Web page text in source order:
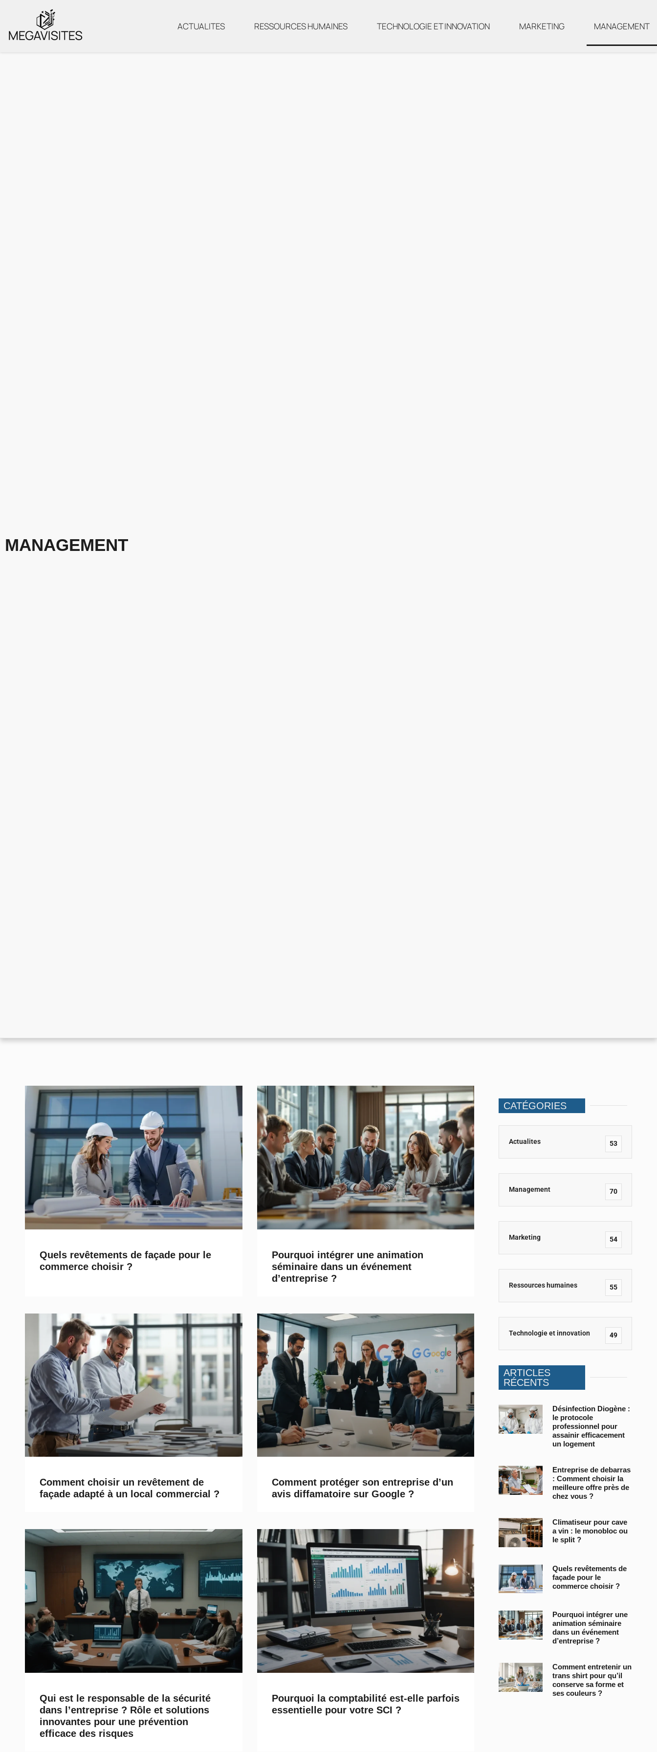
ACTUALITES RESSOURCES HUMAINES TECHNOLOGIE ET INNOVATION MARKETING MANAGEMENT
MANAGEMENT
Quels revêtements de façade pour le
commerce choisir ?
Pourquoi intégrer une animation
séminaire dans un événement
d’entreprise ?
Comment choisir un revêtement de
façade adapté à un local commercial ?
Comment protéger son entreprise d’un
avis diffamatoire sur Google ?
Qui est le responsable de la sécurité
dans l’entreprise ? Rôle et solutions
innovantes pour une prévention
efficace des risques
Pourquoi la comptabilité est-elle parfois
essentielle pour votre SCI ?
CATÉGORIES
Actualites 53
Management 70
Marketing 54
Ressources humaines 55
Technologie et innovation 49
ARTICLES
RÉCENTS
Désinfection Diogène :
le protocole
professionnel pour
assainir efficacement
un logement
Entreprise de debarras
: Comment choisir la
meilleure offre près de
chez vous ?
Climatiseur pour cave
a vin : le monobloc ou
le split ?
Quels revêtements de
façade pour le
commerce choisir ?
Pourquoi intégrer une
animation séminaire
dans un événement
d’entreprise ?
Comment entretenir un
trans shirt pour qu’il
conserve sa forme et
ses couleurs ?